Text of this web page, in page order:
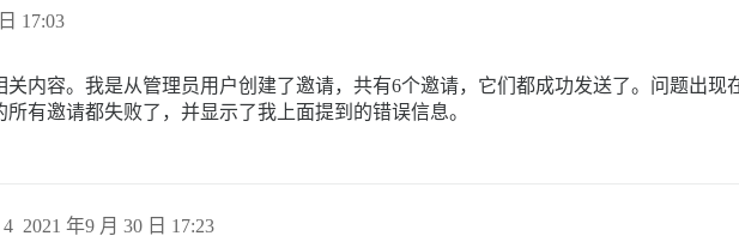
17:03
关内容。我是从管理员用户创建了邀请，共有6个邀请，它们都成功发送了。问题出
有邀请都失败了，并显示了我上面提到的错误信息。
2021 年9 月 30 日 17:23
4